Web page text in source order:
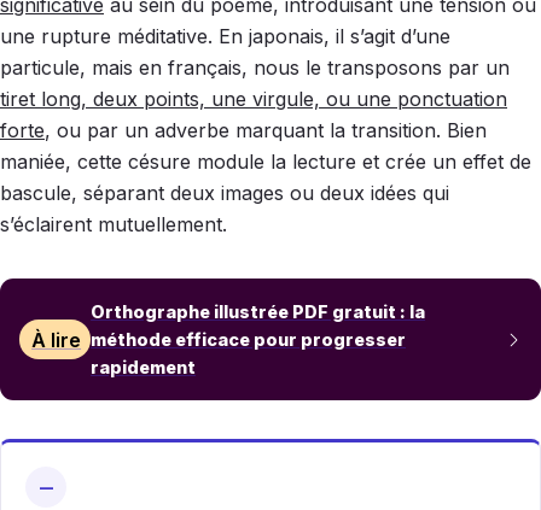
significative au sein du poème, introduisant une tension ou
une rupture méditative. En japonais, il s’agit d’une
particule, mais en français, nous le transposons par un
tiret long, deux points, une virgule, ou une ponctuation
forte, ou par un adverbe marquant la transition. Bien
maniée, cette césure module la lecture et crée un effet de
bascule, séparant deux images ou deux idées qui
s’éclairent mutuellement.
À lire
Orthographe illustrée PDF gratuit : la
méthode efficace pour progresser
rapidement
—